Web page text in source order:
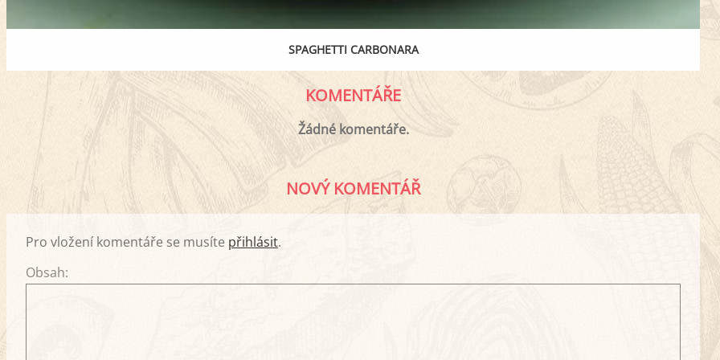
SPAGHETTI CARBONARA
KOMENTÁŘE
Žádné komentáře.
NOVÝ KOMENTÁŘ
Pro vložení komentáře se musíte přihlásit.
Obsah: